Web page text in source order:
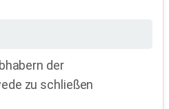
der
zu schließen